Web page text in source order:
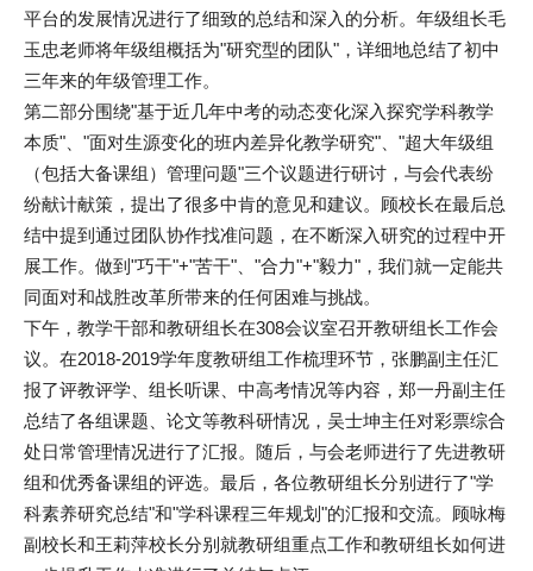
平台的发展情况进行了细致的总结和深入的分析。年级组长毛
玉忠老师将年级组概括为"研究型的团队"，详细地总结了初中
三年来的年级管理工作。
第二部分围绕"基于近几年中考的动态变化深入探究学科教学
本质"、"面对生源变化的班内差异化教学研究"、"超大年级组
（包括大备课组）管理问题"三个议题进行研讨，与会代表纷
纷献计献策，提出了很多中肯的意见和建议。顾校长在最后总
结中提到通过团队协作找准问题，在不断深入研究的过程中开
展工作。做到"巧干"+"苦干"、"合力"+"毅力"，我们就一定能共
同面对和战胜改革所带来的任何困难与挑战。
下午，教学干部和教研组长在308会议室召开教研组长工作会
议。在2018-2019学年度教研组工作梳理环节，张鹏副主任汇
报了评教评学、组长听课、中高考情况等内容，郑一丹副主任
总结了各组课题、论文等教科研情况，吴士坤主任对彩票综合
处日常管理情况进行了汇报。随后，与会老师进行了先进教研
组和优秀备课组的评选。最后，各位教研组长分别进行了"学
科素养研究总结"和"学科课程三年规划"的汇报和交流。顾咏梅
副校长和王莉萍校长分别就教研组重点工作和教研组长如何进